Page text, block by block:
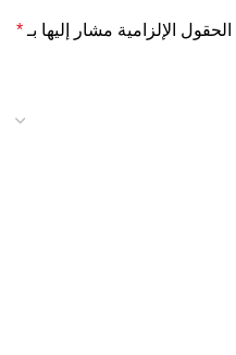
الحقول الإلزامية مشار إليها بـ *